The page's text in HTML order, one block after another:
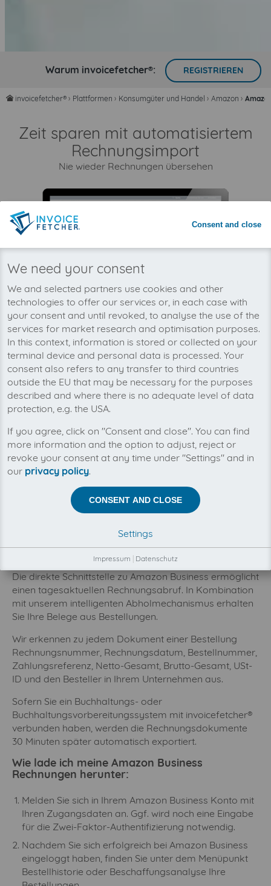
Warum invoicefetcher®: REGISTRIEREN
home invoicefetcher® › Plattformen › Konsumgüter und Handel › Amazon ›
Zeit sparen mit automatisiertem
Rechnungsimport
Nie wieder Rechnungen übersehen
Mit invoicefetcher® können Sie alle Ihre
Amazon Business API Rechnungen an einem
Ort verwalten. Unsere Cloud-Software spart
Ihnen Zeit, Geld und Nerven.
Passiert Ihnen das häufiger? Nervt Sie das manuelle
Herunterladen und Beschriften?
Wie komme ich mit Hilfe von invoicefetcher® an
Melden Sie sich in Ihrem invoicefetcher® Konto an.
Klicks und autorisieren den Zugriff auf Ihre
Die direkte Schnittstelle zu Amazon Business ermöglicht
einen tagesaktuellen Rechnungsabruf. In Kombination
mit unserem intelligenten Abholmechanismus erhalten
Sie Ihre Belege aus Bestellungen.
Wir erkennen zu jedem Dokument einer Bestellung
Rechnungsnummer, Rechnungsdatum, Bestellnummer,
Zahlungsreferenz, Netto-Gesamt, Brutto-Gesamt, USt-
ID und den Besteller in Ihrem Unternehmen aus.
Sofern Sie ein Buchhaltungs- oder
Buchhaltungsvorbereitungssystem mit invoicefetcher®
verbunden haben, werden die Rechnungsdokumente
30 Minuten später automatisch exportiert.
Wie lade ich meine Amazon Business
Rechnungen herunter:
Melden Sie sich in Ihrem Amazon Business Konto mit
Ihren Zugangsdaten an. Ggf. wird noch eine Eingabe
für die Zwei-Faktor-Authentifizierung notwendig.
Nachdem Sie sich erfolgreich bei Amazon Business
eingeloggt haben, finden Sie unter dem Menüpunkt
Bestellhistorie oder Beschaffungsanalyse Ihre
Consent and close
We need your consent
We and selected partners use cookies and other
technologies to offer our services or, in each case with
your consent and until revoked, to analyse the use of the
services for market research and optimisation purposes.
In this context, information is stored or collected on your
terminal device and personal data is processed. Your
consent also refers to any transfer to third countries
outside the EU that may be necessary for the purposes
described and where there is no adequate level of data
protection, e.g. the USA.
If you agree, click on "Consent and close". You can find
more information and the option to adjust, reject or
revoke your consent at any time under "Settings" and in
our privacy policy.
CONSENT AND CLOSE
Settings
Impressum Datenschutz